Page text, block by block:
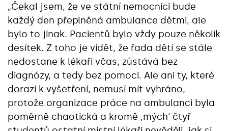
„Čekal jsem, že ve státní nemocnici bude
každý den přeplněná ambulance dětmi, ale
bylo to jinak. Pacientů bylo vždy pouze několik
desítek. Z toho je vidět, že řada dětí se stále
nedostane k lékaři včas, zůstává bez
diagnózy, a tedy bez pomoci. Ale ani ty, které
dorazí k vyšetření, nemusí mít vyhráno,
protože organizace práce na ambulanci byla
poměrně chaotická a kromě ‚mých‘ čtyř